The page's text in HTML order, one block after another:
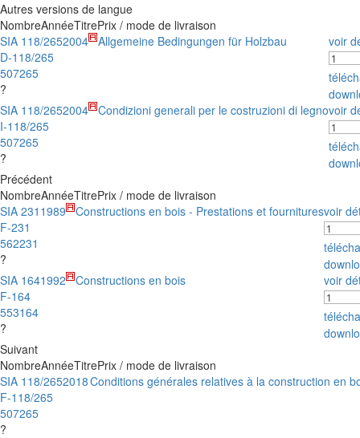
Autres versions de langue
NombreAnnéeTitrePrix / mode de livraison
SIA 118/265
D-118/265
507265
?
2004 Allgemeine Bedingungen für Holzbau voir
SIA 118/265
I-118/265
507265
?
2004 Condizioni generali per le costruzioni di legnovoir
Précédent
NombreAnnéeTitrePrix / mode de livraison
SIA 231
F-231
562231
?
1989 Constructions en bois - Prestations et fournituresvoir
SIA 164
F-164
553164
?
1992 Constructions en bois voir
Suivant
NombreAnnéeTitrePrix / mode de livraison
SIA 118/265
F-118/265
507265
?
2018Conditions générales relatives à la construction en